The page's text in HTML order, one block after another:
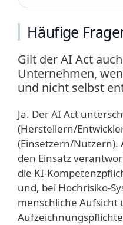
Häufige
Gilt der AI Act
Unternehmen,
und nicht selbst
Ja. Der AI Act
(Herstellern/
(Einsetzern/Nutzern).
den Einsatz
die KI-
und, bei Hochrisiko-
menschliche Aufsicht